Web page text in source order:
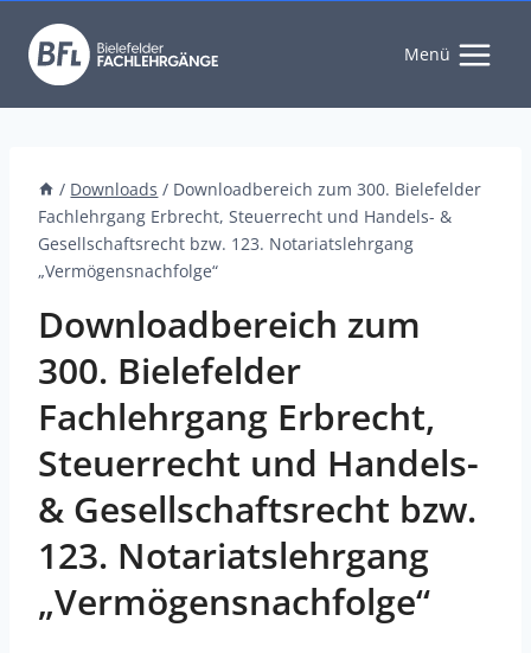
Inhalt
springen
Menü
/ Downloads / Downloadbereich zum 300. Bielefelder
Fachlehrgang Erbrecht, Steuerrecht und Handels- &
Gesellschaftsrecht bzw. 123. Notariatslehrgang
„Vermögensnachfolge“
Downloadbereich zum
300. Bielefelder
Fachlehrgang Erbrecht,
Steuerrecht und Handels-
& Gesellschaftsrecht bzw.
123. Notariatslehrgang
„Vermögensnachfolge“